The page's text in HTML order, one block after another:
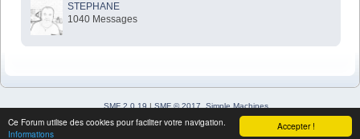
Accepter !
Ce Forum utilise des cookies pour faciliter votre navigation.
Informations
STEPHANE
1040 Messages
SMF 2.0.19 | SMF © 2017
Simple Machines
Simple Audio Video Embedder
SimplePortal 2.3.7 © 2008-2026, SimplePortal